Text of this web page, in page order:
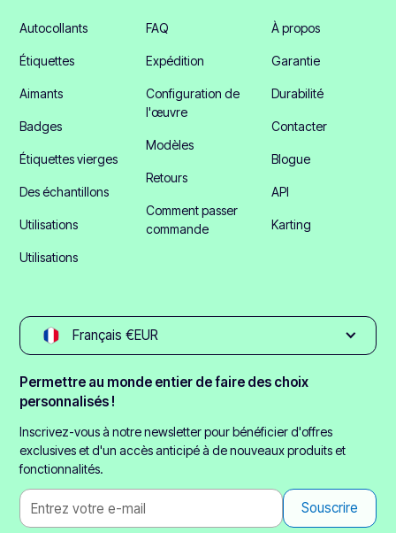
Autocollants
Étiquettes
Aimants
Badges
Étiquettes vierges
Des échantillons
Utilisations
Utilisations
FAQ
Expédition
Configuration de
l'œuvre
Modèles
Retours
Comment passer
commande
À propos
Garantie
Durabilité
Contacter
Blogue
API
Karting
Français €EUR
Permettre au monde entier de faire des choix
personnalisés !
Inscrivez-vous à notre newsletter pour bénéficier d'offres
exclusives et d'un accès anticipé à de nouveaux produits et
fonctionnalités.